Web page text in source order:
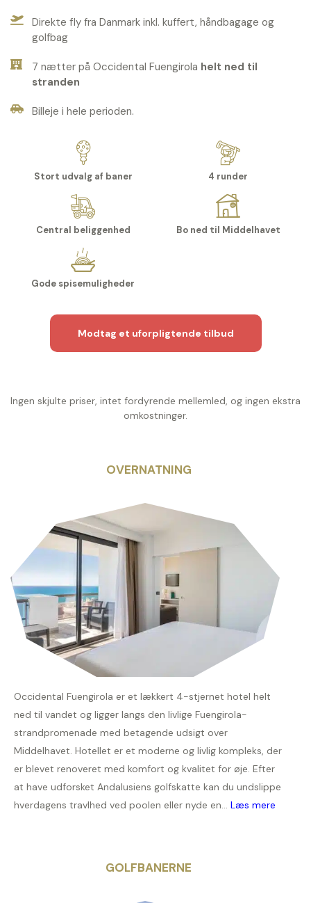
Direkte fly fra Danmark inkl. kuffert, håndbagage og
golfbag
7 nætter på Occidental Fuengirola helt ned til
stranden
Billeje i hele perioden.
Stort udvalg af baner 4 runder
Central beliggenhed Bo ned til Middelhavet
Gode spisemuligheder
Modtag et uforpligtende tilbud
Ingen skjulte priser, intet fordyrende mellemled, og ingen ekstra
omkostninger.
OVERNATNING
Occidental Fuengirola er et lækkert 4-stjernet hotel helt
ned til vandet og ligger langs den livlige Fuengirola-
strandpromenade med betagende udsigt over
Middelhavet. Hotellet er et moderne og livlig kompleks, der
er blevet renoveret med komfort og kvalitet for øje. Efter
at have udforsket Andalusiens golfskatte kan du undslippe
hverdagens travlhed ved poolen eller nyde en... Læs mere
GOLFBANERNE